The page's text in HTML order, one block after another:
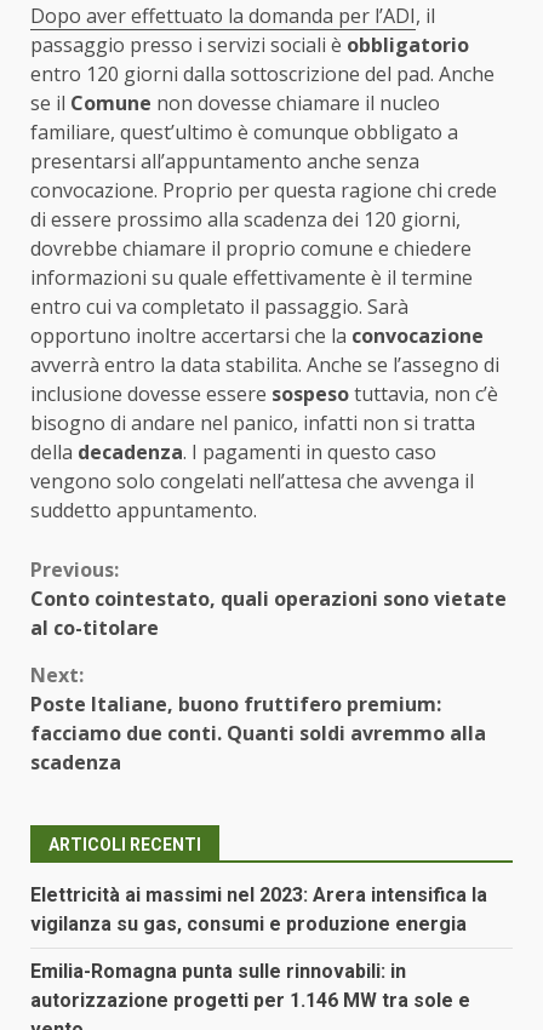
Dopo aver effettuato la domanda per l’ADI, il
passaggio presso i servizi sociali è obbligatorio
entro 120 giorni dalla sottoscrizione del pad. Anche
se il Comune non dovesse chiamare il nucleo
familiare, quest’ultimo è comunque obbligato a
presentarsi all’appuntamento anche senza
convocazione. Proprio per questa ragione chi crede
di essere prossimo alla scadenza dei 120 giorni,
dovrebbe chiamare il proprio comune e chiedere
informazioni su quale effettivamente è il termine
entro cui va completato il passaggio. Sarà
opportuno inoltre accertarsi che la convocazione
avverrà entro la data stabilita. Anche se l’assegno di
inclusione dovesse essere sospesotuttavia, non c’è
bisogno di andare nel panico, infatti non si tratta
della decadenza. I pagamenti in questo caso
vengono solo congelati nell’attesa che avvenga il
suddetto appuntamento.
Continue
Reading
Previous:
Conto cointestato, quali operazioni sono vietate
al co-titolare
Next:
Poste Italiane, buono fruttifero premium:
facciamo due conti. Quanti soldi avremmo alla
scadenza
ARTICOLI RECENTI
Elettricità ai massimi nel 2023: Arera intensifica la
vigilanza su gas, consumi e produzione energia
Emilia-Romagna punta sulle rinnovabili: in
autorizzazione progetti per 1.146 MW tra sole e